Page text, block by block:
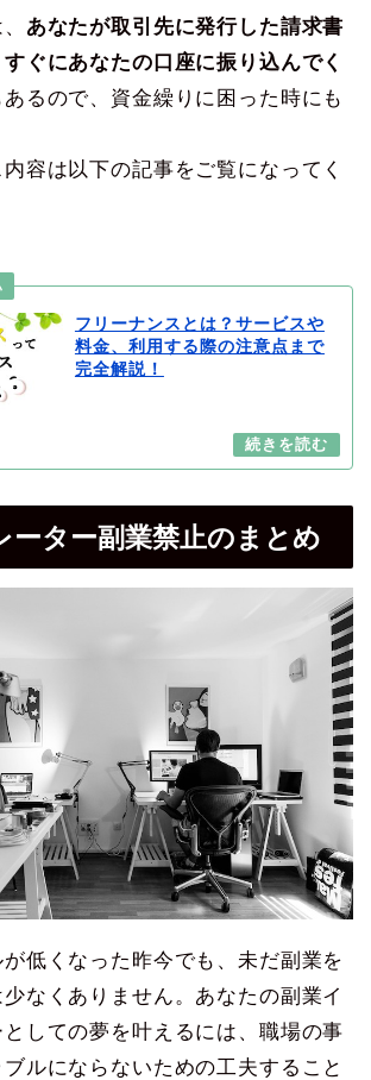
あなたが取引先に発行した請求書
ぐにあなたの口座に振り込んでく
るので、資金繰りに困った時にも
容は以下の記事をご覧になってく
フリーナンスとは？サービスや
料金、利用する際の注意点まで
完全解説！
ーター副業禁止のまとめ
低くなった昨今でも、未だ副業を
なくありません。あなたの副業イ
しての夢を叶えるには、職場の事
ルにならないための工夫すること